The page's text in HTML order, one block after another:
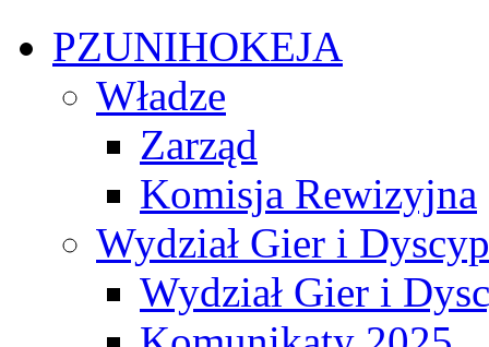
PZUNIHOKEJA
Władze
Zarząd
Komisja Rewizyjna
Wydział Gier i
Wydział Gier i